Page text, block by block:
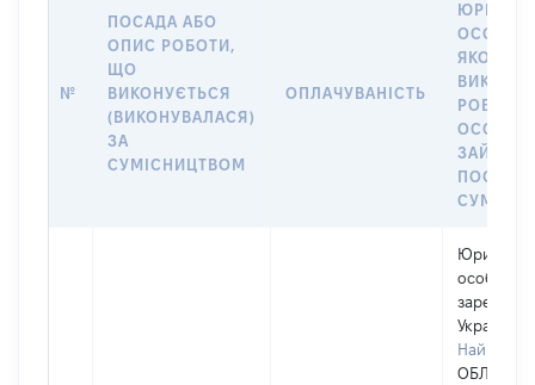
№
ПОСАДА АБО
ОПИС РОБОТИ,
ЩО
ВИКОНУЄТЬСЯ
(ВИКОНУВАЛАСЯ)
ЗА
СУМІСНИЦТВОМ
ОПЛАЧУВАНІСТЬ
ОСОБА,
ЯКОЇ
РОБОТА
ОСОБА
ПОСАДУ
Юридична
особа,
Україні
ОБЛАСНА